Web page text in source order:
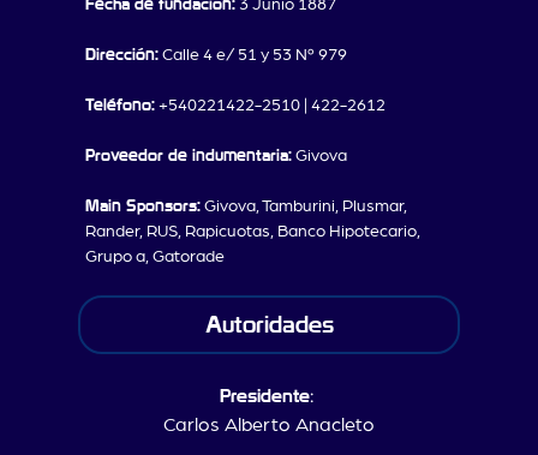
Fecha de fundación: 3 Junio 1887
Dirección: Calle 4 e/ 51 y 53 Nº 979
Teléfono: +540221422-2510 | 422-2612
Proveedor de indumentaria: Givova
Main Sponsors: Givova, Tamburini, Plusmar,
Rander, RUS, Rapicuotas, Banco Hipotecario,
Grupo a, Gatorade
Autoridades
Presidente:
Carlos Alberto Anacleto